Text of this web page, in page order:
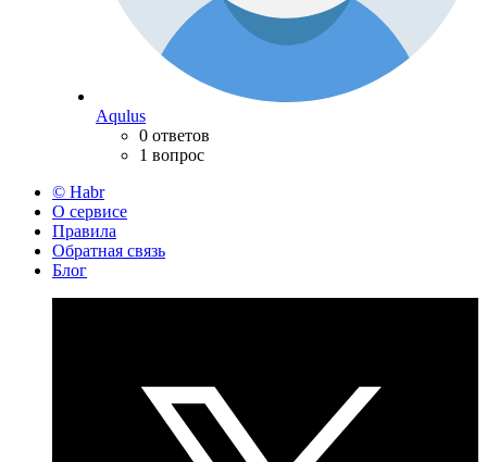
Aqulus
0 ответов
1 вопрос
© Habr
О сервисе
Правила
Обратная связь
Блог